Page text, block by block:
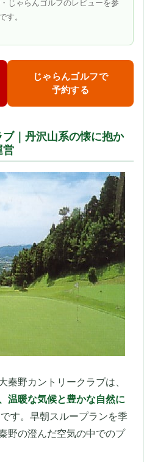
じゃらんゴルフのレビューを参
す。
じゃらんゴルフで
予約する
｜丹沢山系の懐に抱か
営
秦野カントリークラブは、
温暖な気候と豊かな自然に
です。早朝スループランを季
野の澄んだ空気の中でのプ